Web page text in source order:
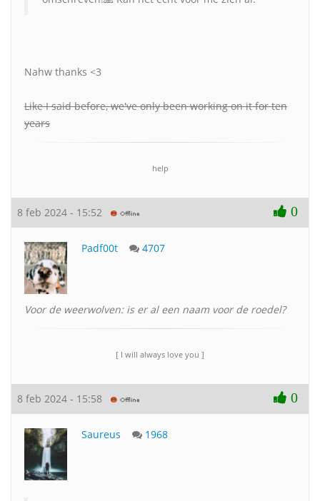
Nahw thanks <3
Like I said before, we've only been working on it for ten
years
help
8 feb 2024 - 15:52 0
Padf00t 4707
Voor de weerwolven: is er al een naam voor de roedel?
[ I will always love you ]
8 feb 2024 - 15:58 0
Saureus 1968